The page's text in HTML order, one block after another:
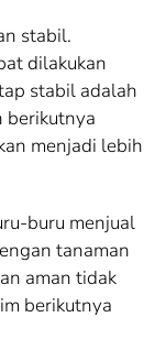
stabil.
dilakukan
stabil adalah
berikutnya
menjadi lebih
buru menjual
tanaman
aman tidak
berikutnya